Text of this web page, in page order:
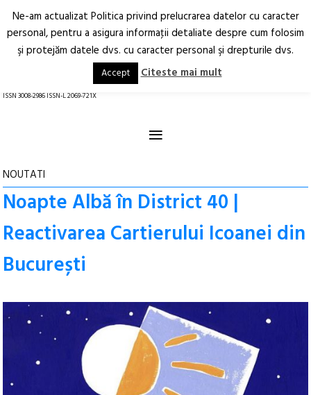
Arhitectură.
Oraș.
RO EN
ISSN 3008-2986 ISSN-L 2069-721X
≡
NOUTATI
Noapte Albă în District 40 |
Reactivarea Cartierului Icoanei din
București
Ne-am actualizat Politica privind prelucrarea datelor cu caracter
personal, pentru a asigura informaţii detaliate despre cum folosim
şi protejăm datele dvs. cu caracter personal şi drepturile dvs.
Accept Citeste mai mult